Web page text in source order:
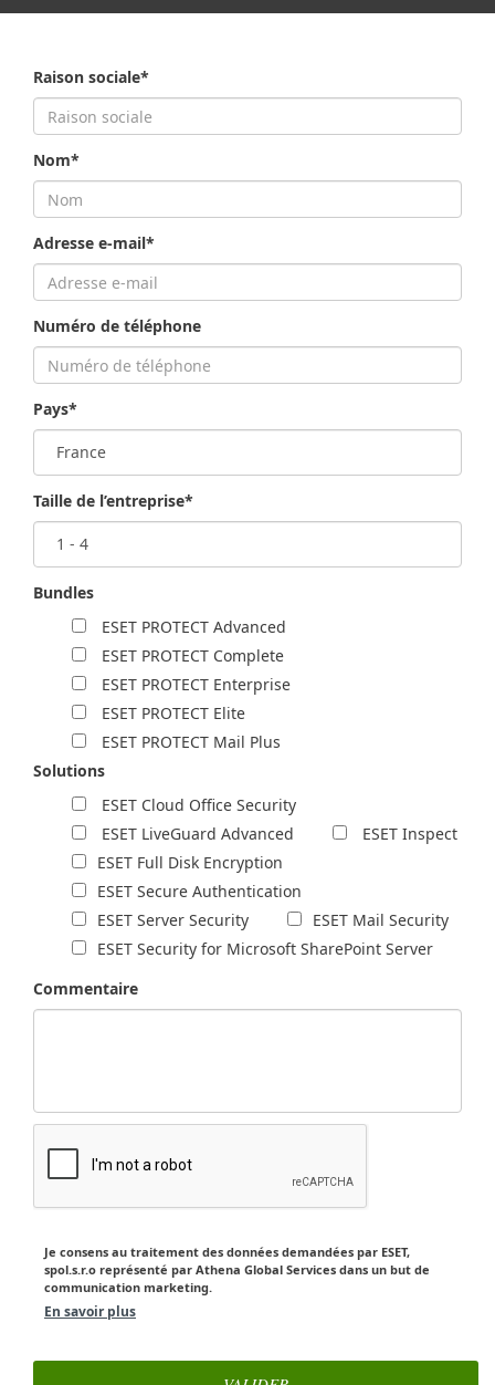
Raison sociale*
Nom*
Adresse e-mail*
Numéro de téléphone
Pays*
Taille de l’entreprise*
Bundles
ESET PROTECT Advanced
ESET PROTECT Complete
ESET PROTECT Enterprise
ESET PROTECT Elite
ESET PROTECT Mail Plus
Solutions
ESET Cloud Office Security
ESET LiveGuard Advanced
ESET Inspect
ESET Full Disk Encryption
ESET Secure Authentication
ESET Server Security
ESET Mail Security
ESET Security for Microsoft SharePoint Server
Commentaire
Je consens au traitement des données demandées par ESET,
spol.s.r.o représenté par Athena Global Services dans un but de
communication marketing.
En savoir plus